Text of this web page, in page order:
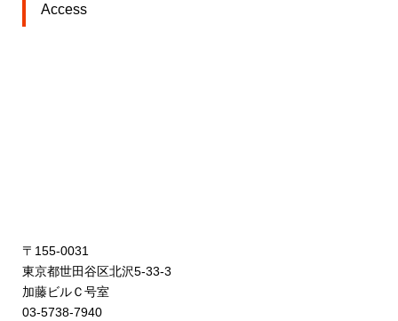
Access
〒155-0031
東京都世田谷区北沢5-33-3
加藤ビルＣ号室
03-5738-7940